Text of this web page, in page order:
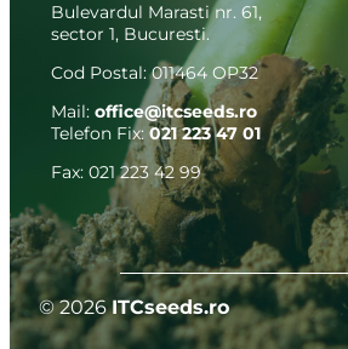
Bulevardul Marasti nr. 61,
sector 1, Bucuresti.
Cod Postal: 011464 OP32
Mail: office@itcseeds.ro
Telefon Fix: 021 223 47 01
Fax: 021 223 42 99
© 2026ITCseeds.ro